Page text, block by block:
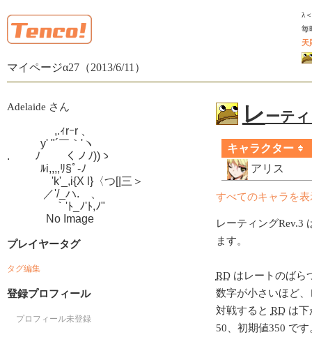
マイページα27（2013/6/11）
λ
毎
天
レ ーテ
キャラクター
アリス
すべてのキャラを表
レーティングRev.3
ます。
RDはレートのばら
数字が小さいほど
対戦すると RDは下
50、初期値350 です
Adelaide さん
,.ｨrｰr 、
y' "´￣｀'ヽ
.　　 ﾉ　　 くノﾉ))ゝ
ﾙi,,,,ﾘ§ﾟ-ﾉ
'k'_,i{X l}〈つ[|三＞
／'/_ハ.ゝ、
｀'ﾄ_ﾉ'ﾄ,ﾉ"
No Image
プレイヤータグ
タグ編集
登録プロフィール
プロフィール未登録